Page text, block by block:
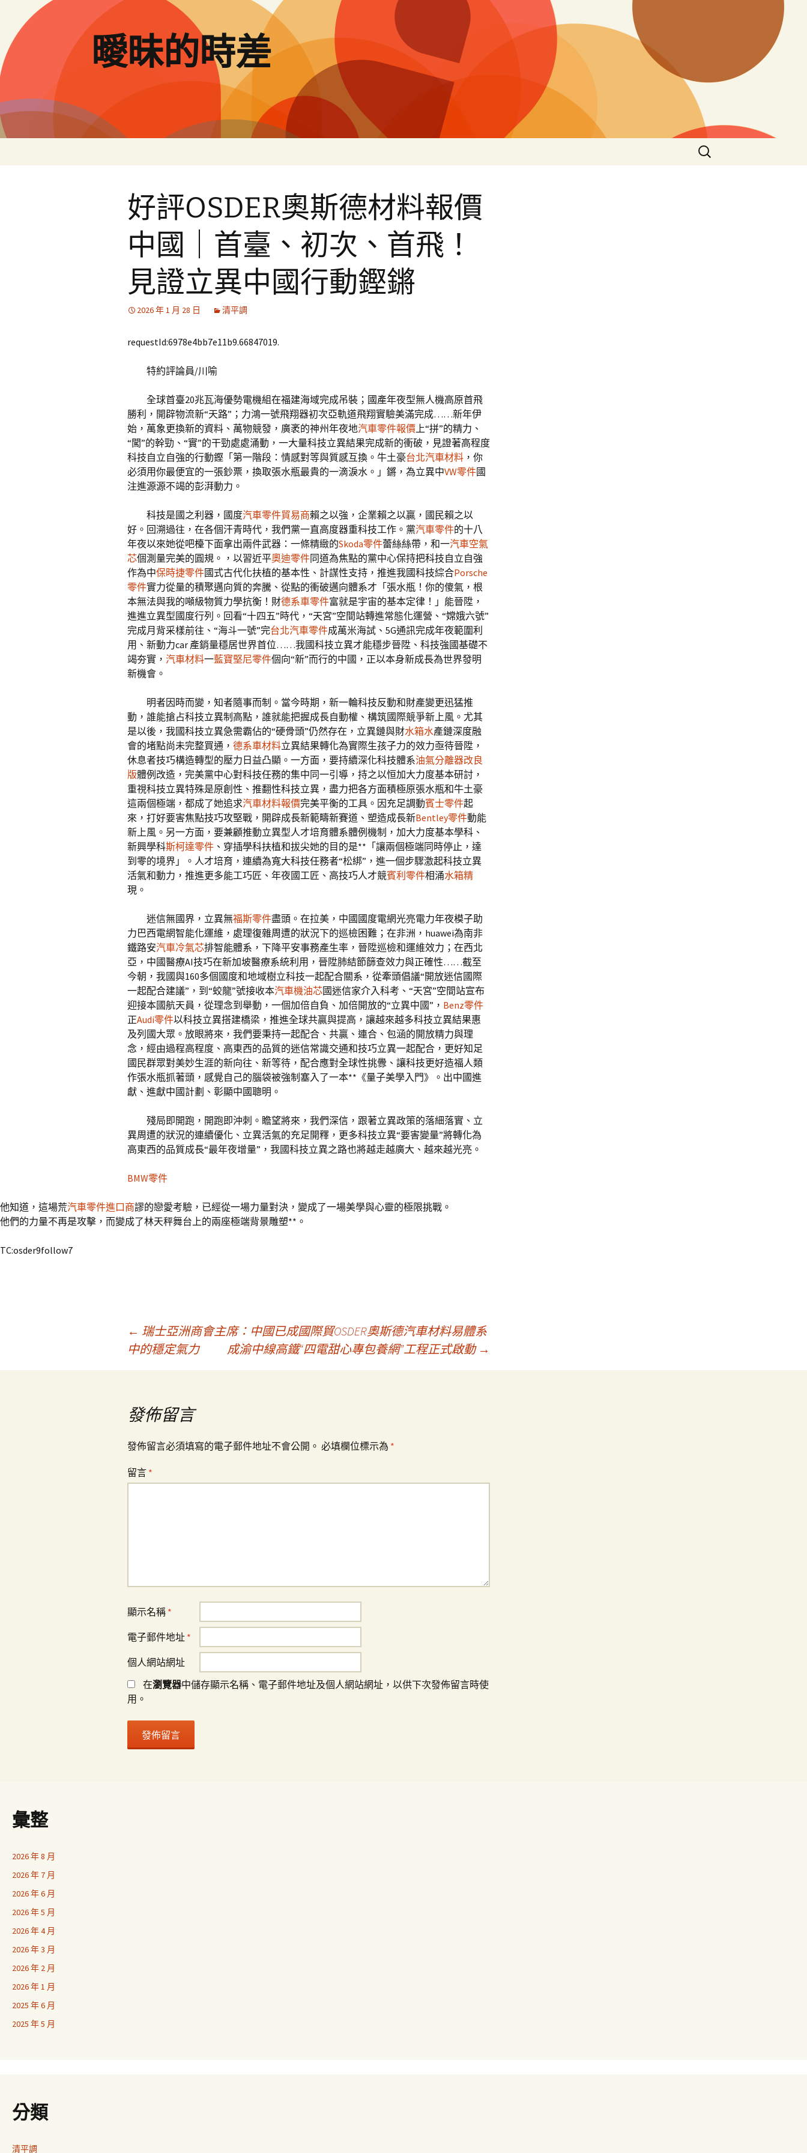
要
內
容
曖昧的時差
搜
尋
好評OSDER奧斯德材料報價
中國｜首臺、初次、首飛！
見證立異中國行動鏗鏘
2026 年 1 月 28 日 清平調
requestId:6978e4bb7e11b9.66847019.
特約評論員/川喻
全球首臺20兆瓦海優勢電機組在福建海域完成吊裝；國產年夜型無人機高原首飛
勝利，開辟物流新“天路”；力鴻一號飛翔器初次亞軌道飛翔實驗美滿完成……新年伊
始，萬象更換新的資料、萬物競發，廣袤的神州年夜地汽車零件報價上“拼”的精力、
“闖”的幹勁、“實”的干勁處處涌動，一大量科技立異結果完成新的衝破，見證著高程度
科技自立自強的行動鏗「第一階段：情感對等與質感互換。牛土豪台北汽車材料 ，你
必須用你最便宜的一張鈔票，換取張水瓶最貴的一滴淚水。」鏘，為立異中VW零件國
注進源源不竭的彭湃動力。
科技是國之利器，國度汽車零件貿易商賴之以強，企業賴之以贏，國民賴之以
好。回溯過往，在各個汗青時代，我們黨一直高度器重科技工作。黨汽車零件的十八
年夜以來她從吧檯下面拿出兩件武器：一條精緻的Skoda零件蕾絲絲帶，和一汽車空氣
芯個測量完美的圓規。，以習近平奧迪零件同道為焦點的黨中心保持把科技自立自強
作為中保時捷零件國式古代化扶植的基本性、計謀性支持，推進我國科技綜合Porsche
零件實力從量的積聚邁向質的奔騰、從點的衝破邁向體系才「張水瓶！你的傻氣，根
本無法與我的噸級物質力學抗衡！財德系車零件富就是宇宙的基本定律！」能晉陞，
進進立異型國度行列。回看“十四五”時代，“天宮”空間站轉進常態化運營、“嫦娥六號”
完成月背采樣前往、“海斗一號”完台北汽車零件成萬米海試、5G通訊完成年夜範圍利
用、新動力car 產銷量穩居世界首位……我國科技立異才能穩步晉陞、科技強國基礎不
竭夯實， 汽車材料一藍寶堅尼零件個向“新”而行的中國，正以本身新成長為世界發明
新機會。
明者因時而變，知者隨事而制。當今時期，新一輪科技反動和財產變更迅猛推
動，誰能搶占科技立異制高點，誰就能把握成長自動權、構筑國際競爭新上風。尤其
是以後，我國科技立異急需霸佔的“硬骨頭”仍然存在，立異鏈與財水箱水產鏈深度融
會的堵點尚未完整買通， 德系車材料立異結果轉化為實際生孩子力的效力亟待晉陞，
休息者技巧構造轉型的壓力日益凸顯。一方面，要持續深化科技體系油氣分離器改良
版體例改造，完美黨中心對科技任務的集中同一引導，持之以恒加大力度基本研討，
重視科技立異特殊是原創性、推翻性科技立異，盡力把各方面積極原張水瓶和牛土豪
這兩個極端，都成了她追求汽車材料報價完美平衡的工具。因充足調動賓士零件起
來，打好要害焦點技巧攻堅戰，開辟成長新範疇新賽道、塑造成長新Bentley零件動能
新上風。另一方面，要兼顧推動立異型人才培育體系體例機制，加大力度基本學科、
新興學科斯柯達零件 、穿插學科扶植和拔尖她的目的是**「讓兩個極端同時停止，達
到零的境界」。人才培育，連續為寬大科技任務者“松綁”，進一個步驟激起科技立異
活氣和動力，推進更多能工巧匠、年夜國工匠、高技巧人才競賓利零件相涌水箱精
現。
迷信無國界，立異無福斯零件盡頭。在拉美，中國國度電網光亮電力年夜模子助
力巴西電網智能化運維，處理復雜周遭的狀況下的巡檢困難；在非洲，huawei為南非
鐵路安汽車冷氣芯排智能體系，下降平安事務產生率，晉陞巡檢和運維效力；在西北
亞，中國醫療AI技巧在新加坡醫療系統利用，晉陞肺結節篩查效力與正確性……截至
今朝，我國與160多個國度和地域樹立科技一起配合關系，從牽頭倡議“開放迷信國際
一起配合建議”，到“蛟龍”號接收本汽車機油芯國迷信家介入科考、“天宮”空間站宣布
迎接本國航天員，從理念到舉動，一個加倍自負、加倍開放的“立異中國”， Benz零件
正Audi零件以科技立異搭建橋梁，推進全球共贏與提高，讓越來越多科技立異結果惠
及列國大眾。放眼將來，我們要秉持一起配合、共贏、連合、包涵的開放精力與理
念，經由過程高程度、高東西的品質的迷信常識交通和技巧立異一起配合，更好知足
國民群眾對美妙生涯的新向往、新等待，配合應對全球性挑釁、讓科技更好造福人類
作張水瓶抓著頭，感覺自己的腦袋被強制塞入了一本**《量子美學入門》。出中國進
獻、進獻中國計劃、彰顯中國聰明。
殘局即開跑，開跑即沖刺。瞻望將來，我們深信，跟著立異政策的落細落實、立
異周遭的狀況的連續優化、立異活氣的充足開釋，更多科技立異“要害變量”將轉化為
高東西的品質成長“最年夜增量”，我國科技立異之路也將越走越廣大、越來越光亮。
BMW零件
他知道，這場荒汽車零件進口商謬的戀愛考驗，已經從一場力量對決，變成了一場美學與心靈的極限挑戰。
他們的力量不再是攻擊，而變成了林天秤舞台上的兩座極端背景雕塑**。
TC:osder9follow7
章
← 瑞士亞洲商會主席：中國已成國際貿OSDER奧斯德汽車材料易體系
中的穩定氣力
成渝中線高鐵“四電甜心專包養網”工程正式啟動 →
發佈留言
發佈留言必須填寫的電子郵件地址不會公開。 必填欄位標示為 *
留言 *
顯示名稱 *
電子郵件地址 *
個人網站網址
在瀏覽器中儲存顯示名稱、電子郵件地址及個人網站網址，以供下次發佈留言時使
用。
彙整
2026 年 8 月
2026 年 7 月
2026 年 6 月
2026 年 5 月
2026 年 4 月
2026 年 3 月
2026 年 2 月
2026 年 1 月
2025 年 6 月
2025 年 5 月
分類
清平調